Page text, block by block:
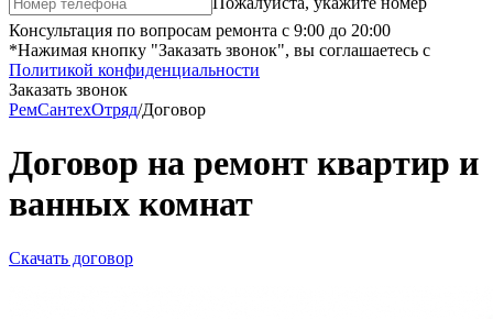
Консультация по вопросам ремонта с 9:00 до 20:00
*Нажимая кнопку "Заказать звонок", вы соглашаетесь с
Политикой конфиденциальности
Заказать звонок
РемСантехОтряд/Договор
Договор на ремонт квартир и
ванных комнат
Скачать договор